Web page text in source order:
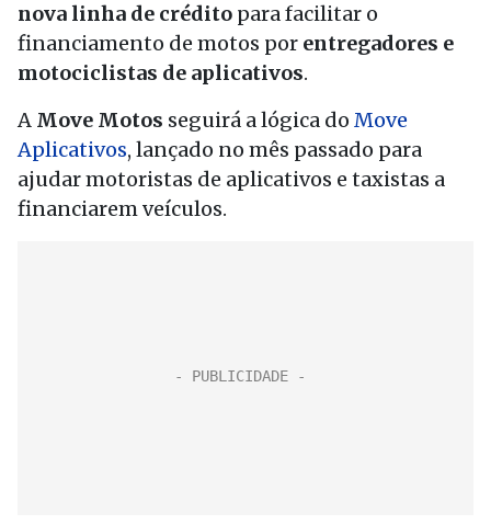
nova linha de crédito para facilitar o
financiamento de motos por entregadores e
motociclistas de aplicativos.
A Move Motos seguirá a lógica do Move
Aplicativos, lançado no mês passado para
ajudar motoristas de aplicativos e taxistas a
financiarem veículos.